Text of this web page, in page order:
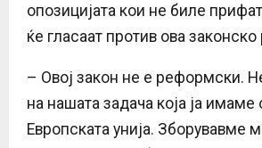
опозицијата кои не биле
ќе гласаат против ова
– Овој закон не е реформски.
на нашата задача која ја имаме
Европската унија. Зборувавме